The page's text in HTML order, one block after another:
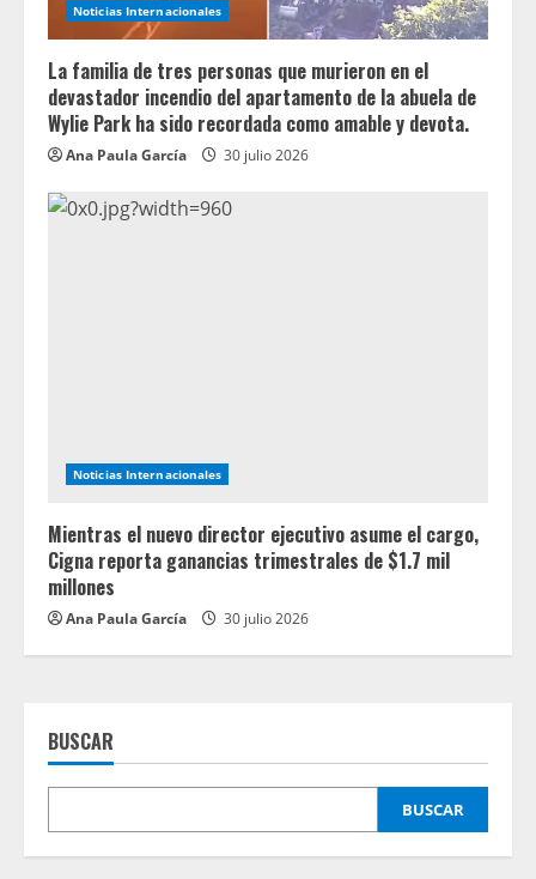
Noticias Internacionales
La familia de tres personas que murieron en el
devastador incendio del apartamento de la abuela de
Wylie Park ha sido recordada como amable y devota.
Ana Paula García 30 julio 2026
Noticias Internacionales
Mientras el nuevo director ejecutivo asume el cargo,
Cigna reporta ganancias trimestrales de $1.7 mil
millones
Ana Paula García 30 julio 2026
BUSCAR
BUSCAR